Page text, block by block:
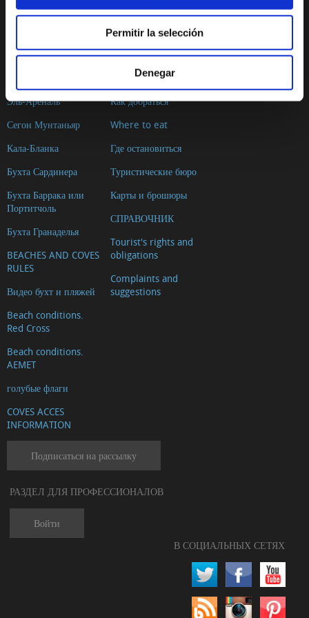
Permitir la selección
Denegar
ПЛЯЖИ И БУХТЫ
Эль-Ареналь
Сегон Мунтаньяр
Кала-Бланка
Бухта Сардинера
Бухта Баррака или
Портитчоль
Бухта Гранаделья
BEACHES AND COVES
RULES
Видео бухт и пляжей
Beach conditions.
Red Cross
Beach conditions.
AEMET
голубые флаги
COVES ACCES
INFORMATION
ПЛАНИРОВАНИЕ ПОЕЗДКИ
Географическое
положение
Погода
Как добраться
Where to eat
Где остановиться
Туристические бюро
Карты и брошюры
СПРАВОЧНИК
Tourist's rights and
obligations
Complaints and
suggestions
Подписаться на рассылку
РАЗДЕЛ ДЛЯ ПРОФЕССИОНАЛОВ
Войти
В СОЦИАЛЬНЫХ СЕТЯХ